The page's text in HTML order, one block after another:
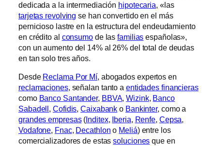
dedicada a la intermediación hipotecaria, «las
tarjetas revolving se han convertido en el más
pernicioso lastre en la estructura del endeudamiento
en crédito al consumode lasfamilias españolas»,
con un aumento del 14% al 26% del total de deudas
en tan solo tres años.
Desde Reclama Por Mí, abogados expertos en
reclamaciones, señalan tanto a entidades financieras
como Banco Santander, BBVA,Wizink, Banco
Sabadell ,Cofidis,Caixabank o Bankinter, como a
grandes empresas( Inditex, Iberia, Renfe, Cepsa,
Vodafone, Fnac, Decathlon o Meliá) entre los
comercializadores de estassoluciones que en